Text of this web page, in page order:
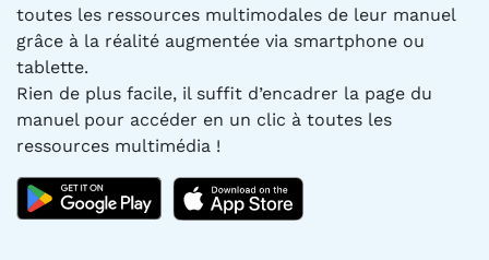
toutes les ressources multimodales de leur manuel
grâce à la réalité augmentée via smartphone ou
tablette.
Rien de plus facile, il suffit d’encadrer la page du
manuel pour accéder en un clic à toutes les
ressources multimédia !